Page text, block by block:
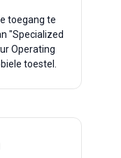
toegang te
"Specialized
Operating
toestel.